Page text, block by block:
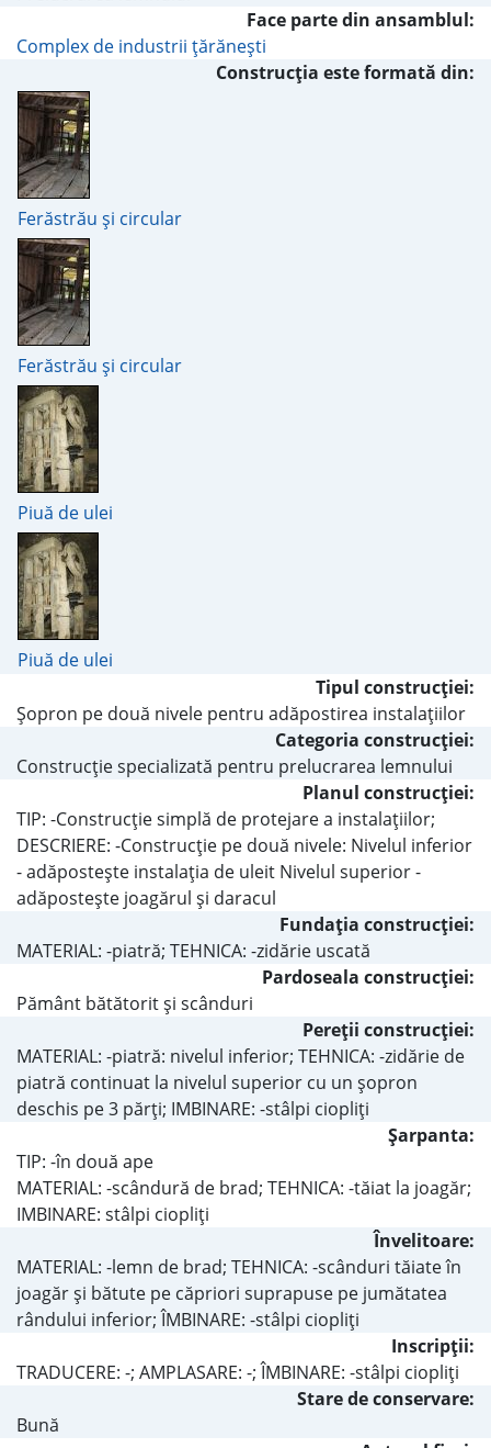
Face parte din ansamblul:
Complex de industrii ţărăneşti
Construcţia este formată din:
Ferăstrău şi circular
Ferăstrău şi circular
Piuă de ulei
Piuă de ulei
Tipul construcţiei:
Şopron pe două nivele pentru adăpostirea instalaţiilor
Categoria construcţiei:
Construcţie specializată pentru prelucrarea lemnului
Planul construcţiei:
TIP: -Construcţie simplă de protejare a instalaţiilor;
DESCRIERE: -Construcţie pe două nivele: Nivelul inferior
- adăposteşte instalaţia de uleit Nivelul superior -
adăposteşte joagărul şi daracul
Fundaţia construcţiei:
MATERIAL: -piatră; TEHNICA: -zidărie uscată
Pardoseala construcţiei:
Pământ bătătorit şi scânduri
Pereţii construcţiei:
MATERIAL: -piatră: nivelul inferior; TEHNICA: -zidărie de
piatră continuat la nivelul superior cu un şopron
deschis pe 3 părţi; IMBINARE: -stâlpi ciopliţi
Şarpanta:
TIP: -în două ape
MATERIAL: -scândură de brad; TEHNICA: -tăiat la joagăr;
IMBINARE: stâlpi ciopliţi
Învelitoare:
MATERIAL: -lemn de brad; TEHNICA: -scânduri tăiate în
joagăr şi bătute pe căpriori suprapuse pe jumătatea
rândului inferior; ÎMBINARE: -stâlpi ciopliţi
Inscripţii:
TRADUCERE: -; AMPLASARE: -; ÎMBINARE: -stâlpi ciopliţi
Stare de conservare:
Bună